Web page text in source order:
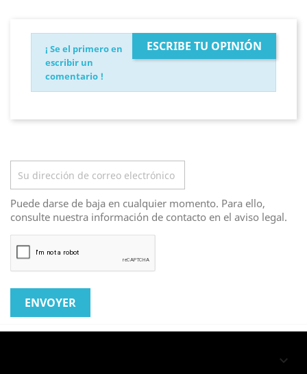
ESCRIBE TU OPINIÓN
¡ Se el primero en
escribir un
comentario !
Puede darse de baja en cualquier momento. Para ello,
consulte nuestra información de contacto en el aviso legal.
